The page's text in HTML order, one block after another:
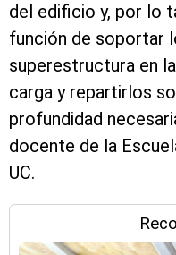
del edificio y, por lo
función de soportar
superestructura en
carga y repartirlos
profundidad
docente de la
UC.